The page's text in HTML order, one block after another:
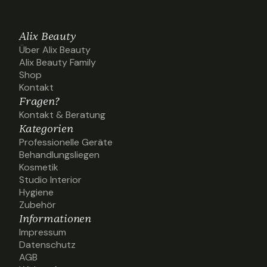
Alix Beauty
Über Alix Beauty
Über Alix Beauty
Alix Beauty Family
Alix Beauty Family
Shop
Shop
Kontakt
Kontakt
Fragen?
Kontakt & Beratung
Kontakt & Beratung
Kategorien
Professionelle Geräte
Professionelle Geräte
Behandlungsliegen
Behandlungsliegen
Kosmetik
Kosmetik
Studio Interior
Studio Interior
Hygiene
Hygiene
Zubehör
Zubehör
Informationen
Impressum
Impressum
Datenschutz
Datenschutz
AGB